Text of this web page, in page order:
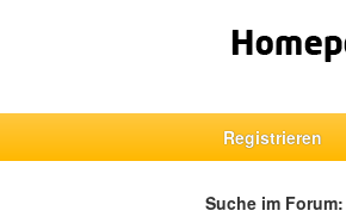
Registrieren
Suche im Forum: